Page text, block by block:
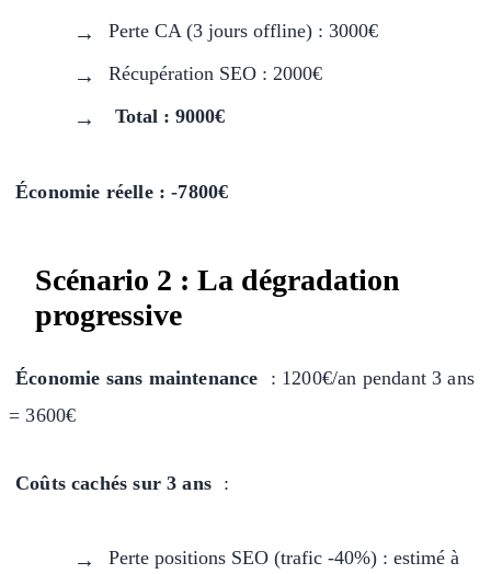
Perte CA (3 jours offline) : 3000€
Récupération SEO : 2000€
Total : 9000€
Économie réelle : -7800€
Scénario 2 : La dégradation
progressive
Économie sans maintenance
: 1200€/an pendant 3 ans
= 3600€
Coûts cachés sur 3 ans :
Perte positions SEO (trafic -40%) : estimé à